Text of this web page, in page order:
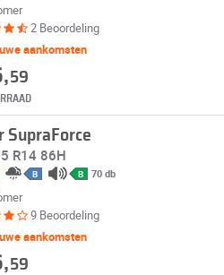
2 Beoordeling
aankomsten
59
SupraForce
R14 86H
B B 70 db
9 Beoordeling
aankomsten
59